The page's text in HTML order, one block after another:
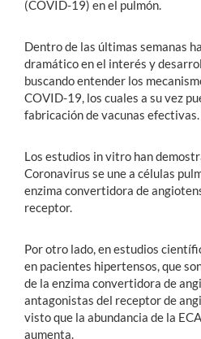
(COVID-19) en el pulmón.
Dentro de las últimas semanas
dramático en el interés y
buscando entender los
COVID-19, los cuales a su vez
fabricación de vacunas efectivas.
Los estudios in vitro han
Coronavirus se une a células
enzima convertidora de
receptor.
Por otro lado, en estudios
en pacientes hipertensos, que
de la enzima convertidora de
antagonistas del receptor de
visto que la abundancia de la
aumenta.